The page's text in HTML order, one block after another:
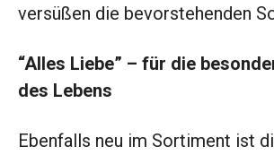
versüßen die bevorstehenden
“Alles Liebe” – für die
des Lebens
Ebenfalls neu im Sortiment ist